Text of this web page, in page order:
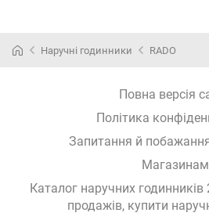
Наручні годинники RADO
Повна версія
Політика
Запитання й
Магазинам
Каталог наручних годинників
продажів, купити